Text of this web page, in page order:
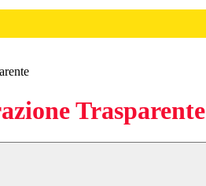
Trasparente